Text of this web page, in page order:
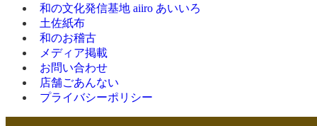
和の文化発信基地 aiiro あいいろ
土佐紙布
和のお稽古
メディア掲載
お問い合わせ
店舗ごあんない
プライバシーポリシー